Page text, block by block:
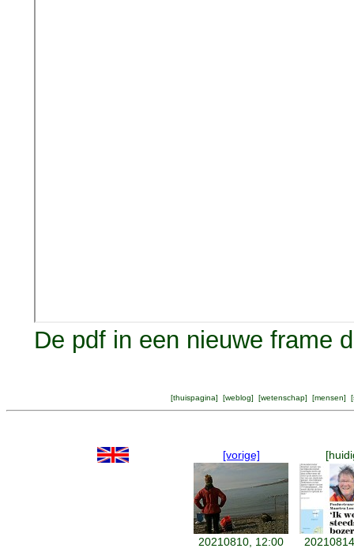
De pdf in een nieuwe frame
[thuispagina] [weblog] [wetenschap] [mensen] [
[vorige]
20210810, 12:00